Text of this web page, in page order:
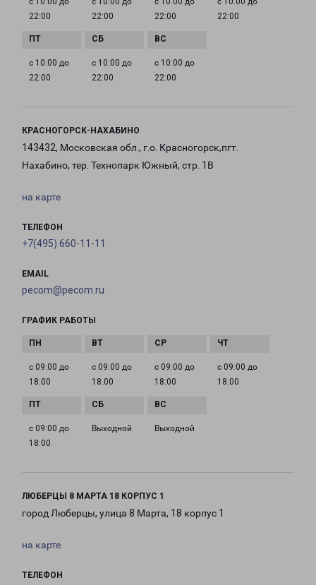
22:00
22:00
22:00
22:00
с 10:00 до
22:00
с 10:00 до
22:00
с 10:00 до
22:00
КРАСНОГОРСК-НАХАБИНО
143432, Московская обл., г.о. Красногорск,пгт.
Нахабино, тер. Технопарк Южный, стр. 1В
на карте
ТЕЛЕФОН
+7(495) 660-11-11
EMAIL
pecom@pecom.ru
ГРАФИК РАБОТЫ
с 09:00 до
18:00
с 09:00 до
18:00
с 09:00 до
18:00
с 09:00 до
18:00
с 09:00 до
18:00
Выходной Выходной
ЛЮБЕРЦЫ 8 МАРТА 18 КОРПУС 1
город Люберцы, улица 8 Марта, 18 корпус 1
на карте
ТЕЛЕФОН